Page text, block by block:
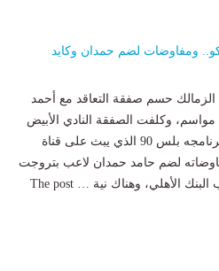
الزمالك حسم صفقة التعاقد مع أحمد
وكلفت الصفقة النادي الأبيض
35 مليون جنيه. وقال هشام عبر برنامجه بلس 90 الذي يبث على قناة
لضم حامد حمدان لاعب بتروجت
بسبب صعوبة ضم أحمد ربيع لاعب البنك الأهلي، وهناك نية … The post